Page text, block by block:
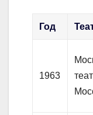
Год
1963